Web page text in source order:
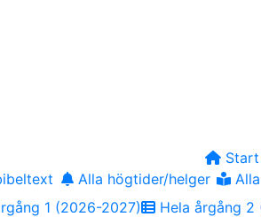
Start
Alla högtider/helger
1 (2026-2027)
Hela årgång